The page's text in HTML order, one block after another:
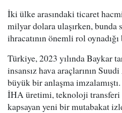
İki ülke arasındaki ticaret
milyar dolara ulaşırken, bunda
ihracatının önemli rol
Türkiye, 2023 yılında Baykar
insansız hava araçlarının
büyük bir anlaşma
İHA üretimi, teknoloji transferi
kapsayan yeni bir mutabakat